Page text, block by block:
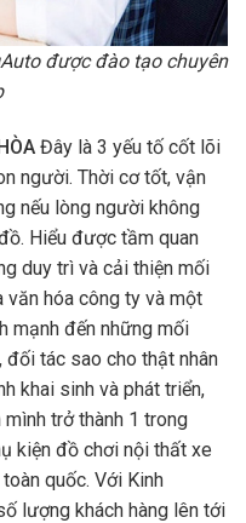
được đào tạo chuyên
Đây là 3 yếu tố cốt lõi
người. Thời cơ tốt, vận
nếu lòng người không
Hiểu được tầm quan
duy trì và cải thiện mối
văn hóa công ty và một
mạnh đến những mối
đối tác sao cho thật nhân
khai sinh và phát triển,
trở thành 1 trong
kiện đồ chơi nội thất xe
quốc. Với Kinh
lượng khách hàng lên tới